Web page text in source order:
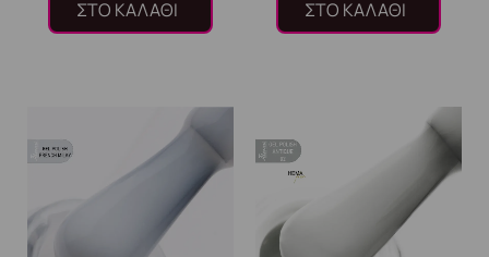
ΣΤΟ ΚΑΛΆΘΙ ΣΤΟ ΚΑΛΆΘΙ